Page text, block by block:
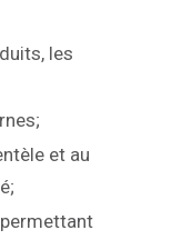
les
et au